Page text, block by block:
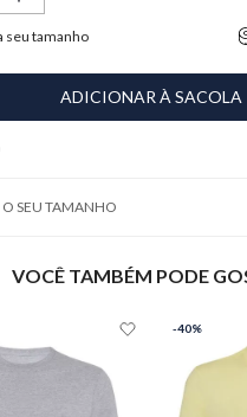
seu tamanho
ADICIONAR À SACOLA
SEU TAMANHO
VOCÊ TAMBÉM PODE
-40%